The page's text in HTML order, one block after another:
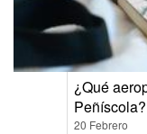
¿Qué
Peñíscola?
20 Febrero